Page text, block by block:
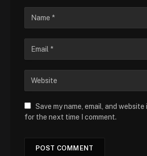
Save my name, email, and
for the next time I comment.